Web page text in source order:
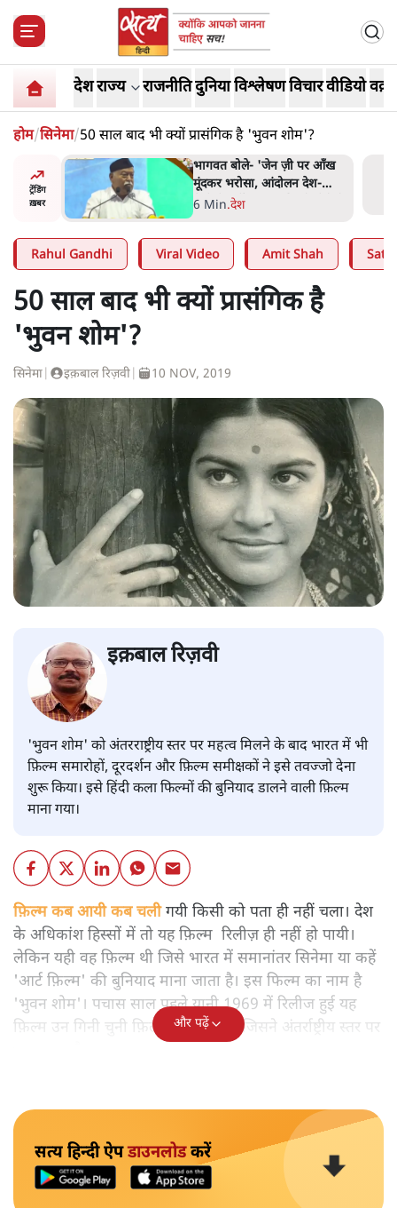
देशराज्य राजनीतिदुनियाविश्लेषणविचारवीडियो
होम/सिनेमा/50 साल बाद भी क्यों प्रासंगिक है 'भुवन शोम'?
ट्रेंडिंग
ख़बर
की मरम्मत
भागवत बोले- 'जेन ज़ी पर आँख
मूंदकर भरोसा, आंदोलन देश-
विरोधी नहीं'; अतुल लिमये बोले थे-
6 Min.देश
Rahul Gandhi Viral Video Amit Shah
50 साल बाद भी क्यों प्रासंगिक है
'भुवन शोम'?
सिनेमा इक़बाल रिज़वी 10 NOV, 2019
इक़बाल रिज़वी
'भुवन शोम' को अंतरराष्ट्रीय स्तर पर महत्व मिलने के बाद भारत में भी
फ़िल्म समारोहों, दूरदर्शन और फ़िल्म समीक्षकों ने इसे तवज्जो देना
शुरू किया। इसे हिंदी कला फिल्मों की बुनियाद डालने वाली फ़िल्म
माना गया।
फ़िल्म कब आयी कब चलीगयी किसी को पता ही नहीं चला। देश
के अधिकांश हिस्सों में तो यह फ़िल्म रिलीज़ ही नहीं हो पायी।
लेकिन यही वह फ़िल्म थी जिसे भारत में समानांतर सिनेमा या कहें
'आर्ट फ़िल्म' की बुनियाद माना जाता है। इस फिल्म का नाम है
'भुवन शोम'। पचास साल पहले यानी 1969 में रिलीज हुई यह
फ़िल्म उन गिनी चुनी फ़िल्मों में से एक है जिसने अंतर्राष्ट्रीय स्तर पर
और पढ़ें
सत्य हिन्दी ऐपडाउनलोडकरें